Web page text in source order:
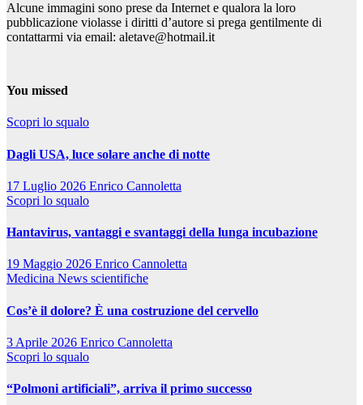
Alcune immagini sono prese da Internet e qualora la loro
pubblicazione violasse i diritti d’autore si prega gentilmente di
contattarmi via email: aletave@hotmail.it
You missed
Scopri lo squalo
Dagli USA, luce solare anche di notte
17 Luglio 2026 Enrico Cannoletta
Scopri lo squalo
Hantavirus, vantaggi e svantaggi della lunga incubazione
19 Maggio 2026 Enrico Cannoletta
Medicina News scientifiche
Cos’è il dolore? È una costruzione del cervello
3 Aprile 2026 Enrico Cannoletta
Scopri lo squalo
“Polmoni artificiali”, arriva il primo successo